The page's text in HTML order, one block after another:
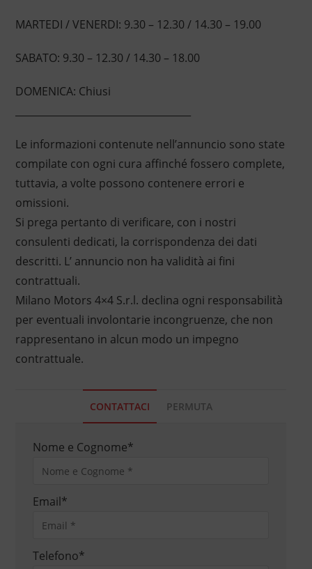
MARTEDI / VENERDI: 9.30 – 12.30 / 14.30 – 19.00
SABATO: 9.30 – 12.30 / 14.30 – 18.00
DOMENICA: Chiusi
Le informazioni contenute nell’annuncio sono state
compilate con ogni cura affinché fossero complete,
tuttavia, a volte possono contenere errori e
omissioni.
Si prega pertanto di verificare, con i nostri
consulenti dedicati, la corrispondenza dei dati
descritti. L’ annuncio non ha validità ai fini
contrattuali.
Milano Motors 4×4 S.r.l. declina ogni responsabilità
per eventuali involontarie incongruenze, che non
rappresentano in alcun modo un impegno
contrattuale.
CONTATTACI PERMUTA
Nome e Cognome*
Email*
Telefono*